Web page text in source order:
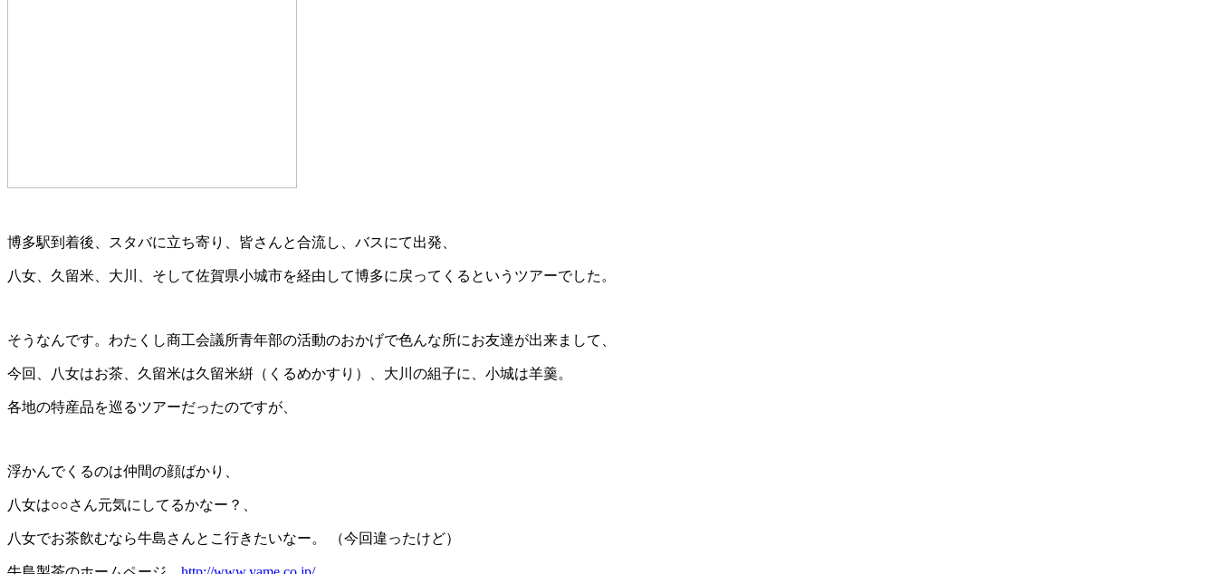
博多駅到着後、スタバに立ち寄り、皆さんと合流し、バスにて出発、
八女、久留米、大川、そして佐賀県小城市を経由して博多に戻ってくるというツアーでした。
そうなんです。わたくし商工会議所青年部の活動のおかげで色んな所にお友達が出来まして、
今回、八女はお茶、久留米は久留米絣（くるめかすり）、大川の組子に、小城は羊羹。
各地の特産品を巡るツアーだったのですが、
浮かんでくるのは仲間の顔ばかり、
八女は○○さん元気にしてるかなー？、
八女でお茶飲むなら牛島さんとこ行きたいなー。 （今回違ったけど）